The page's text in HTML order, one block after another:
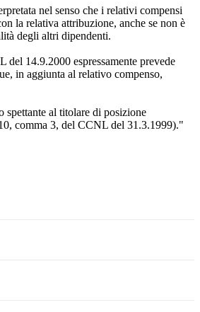
nel senso che i relativi compensi
la relativa attribuzione, anche se non è
degli altri dipendenti.
14.9.2000 espressamente prevede
in aggiunta al relativo compenso,
al titolare di posizione
comma 3, del CCNL del 31.3.1999)."